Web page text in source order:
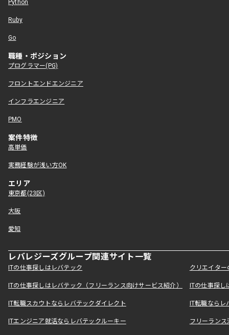
Python
Ruby
Go
職種・ポジション
プログラマー(PG)
フロントエンドエンジニア
インフラエンジニア
PMO
案件特徴
高単価
実務経験が浅い方OK
エリア
東京都(23区)
大阪
愛知
レバレジーズグループ関連サイト一覧
ITの仕事探しはレバテック クリエイタ
ITの仕事探しはレバテック（フリーランス向けサービス紹介） ITの仕事探
IT転職スカウトならレバテックダイレクト IT転職なら
ITエンジニア就活ならレバテックルーキー フリーラン